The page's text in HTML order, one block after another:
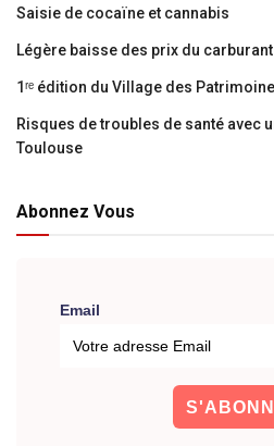
Saisie de cocaïne et cannabis
Légère baisse des prix du carburant
1ʳᵉ édition du Village des
Risques de troubles de santé avec
Toulouse
Abonnez Vous
Email